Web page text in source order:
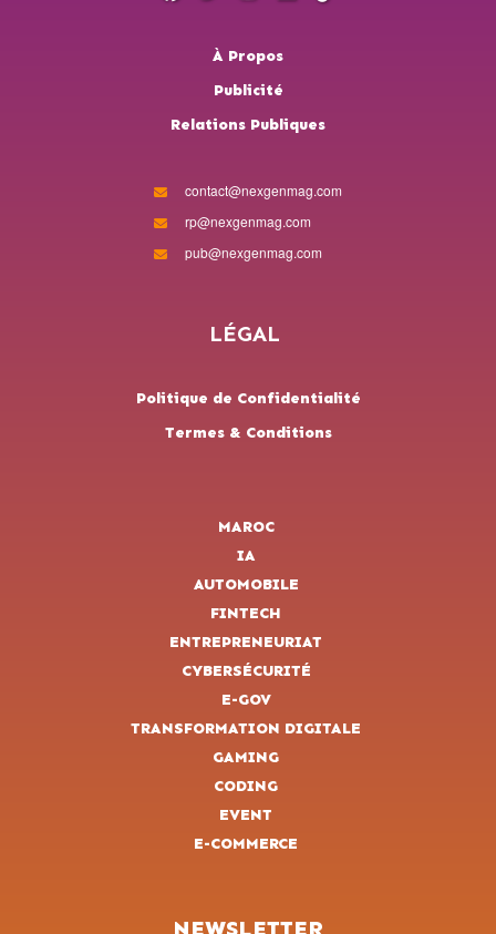
À Propos
Publicité
Relations Publiques
contact@nexgenmag.com
rp@nexgenmag.com
pub@nexgenmag.com
LÉGAL
Politique de Confidentialité
Termes & Conditions
MAROC
IA
AUTOMOBILE
FINTECH
ENTREPRENEURIAT
CYBERSÉCURITÉ
E-GOV
TRANSFORMATION DIGITALE
GAMING
CODING
EVENT
E-COMMERCE
NEWSLETTER